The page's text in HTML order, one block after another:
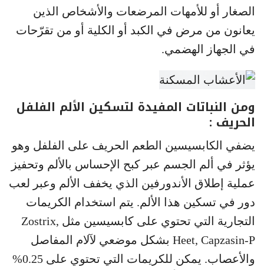
الصغار أو للأمهات المرضعات والأشخاص الذين
يعانون من مرض في الكبد أو الكلية أو من تقرّحات
في الجهاز الهضمي.
ومن النباتات المفيدة لتسكين الألم الفلفل
الحريف :
يضفي الكابسيسين الطعم الحريف على الفلفل وهو
يؤثر في ألم الجسم عبر كبح الإحساس بالألم وتحفيز
عملية إطلاق الأندورفين الذي يخفف الألم وعبر لعب
دور في تسكين هذا الألم. يتم استخدام الكريمات
التجارية التي تحتوي على كابسيسين مثل Zostrix,
Heet, Capzasin-P بشكل موضعي لآلام المفاصل
والأعصاب. يمكن للكريمات التي تحتوي على 0.25%